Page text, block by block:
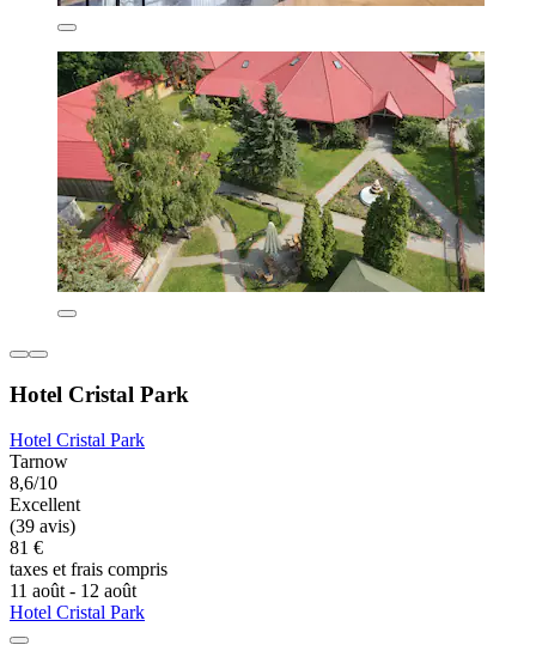
Hotel Cristal Park
Hotel Cristal Park
Tarnow
8,6/10
Excellent
(39 avis)
81 €
taxes et frais compris
11 août - 12 août
Hotel Cristal Park